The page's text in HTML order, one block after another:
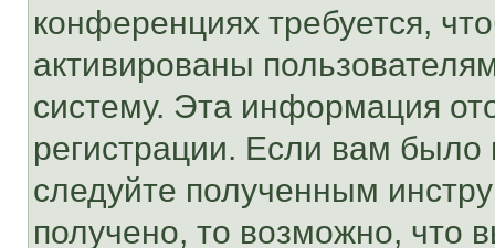
конференциях требуется,
активированы
систему. Эта информация
регистрации. Если вам
следуйте полученным
получено, то возможно, что